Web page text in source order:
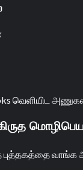
வெளியிட
புத்தகத்தை வாங்க